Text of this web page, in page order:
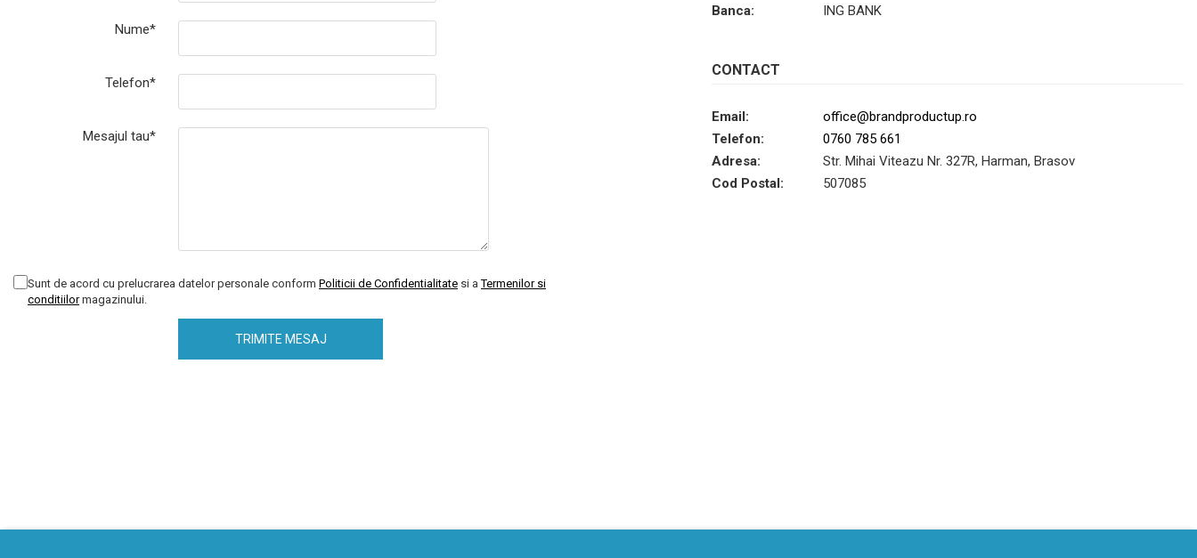
Nume*
Telefon*
Mesajul tau*
Sunt de acord cu prelucrarea datelor personale conform Politicii de Confidentialitate si aTermenilor si
conditiilormagazinului.
Banca:
ING BANK
CONTACT
Email:
office@brandproductup.ro
Telefon:
0760 785 661
Adresa:
Str. Mihai Viteazu Nr. 327R, Harman, Brasov
Cod Postal:
507085